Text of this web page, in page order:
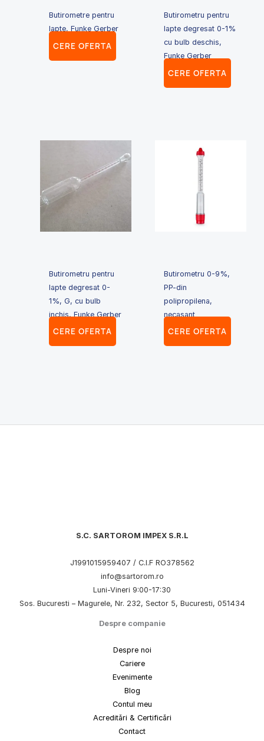
Butirometre pentru
lapte, Funke Gerber
CERE OFERTA
Butirometru pentru
lapte degresat 0-1%
cu bulb deschis,
Funke Gerber
CERE OFERTA
Butirometru pentru
lapte degresat 0-
1%, G, cu bulb
inchis, Funke Gerber
CERE OFERTA
Butirometru 0-9%,
PP-din
polipropilena,
necasant
CERE OFERTA
S.C. SARTOROM IMPEX S.R.L
J1991015959407 / C.I.F RO378562
info@sartorom.ro
Luni-Vineri 9:00-17:30
Sos. Bucuresti – Magurele, Nr. 232, Sector 5, Bucuresti, 051434
Despre companie
Despre noi
Cariere
Evenimente
Blog
Contul meu
Acreditări & Certificări
Contact